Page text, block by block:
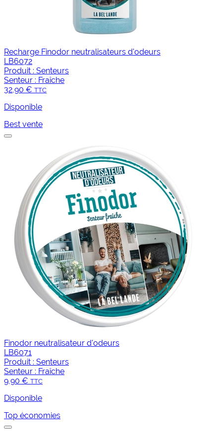
Recharge Finodor neutralisateurs d'odeurs
LB6072
Produit : Senteurs
Senteur : Fraîche
32,90 € TTC
Disponible
Best vente
Finodor neutralisateur d'odeurs
LB6071
Produit : Senteurs
Senteur : Fraîche
9,90 € TTC
Disponible
Top économies